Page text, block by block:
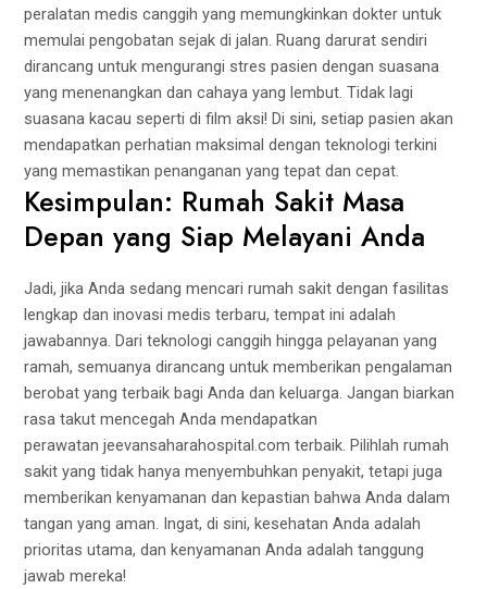
peralatan medis canggih yang memungkinkan dokter untuk
memulai pengobatan sejak di jalan. Ruang darurat sendiri
dirancang untuk mengurangi stres pasien dengan suasana
yang menenangkan dan cahaya yang lembut. Tidak lagi
suasana kacau seperti di film aksi! Di sini, setiap pasien akan
mendapatkan perhatian maksimal dengan teknologi terkini
yang memastikan penanganan yang tepat dan cepat.
Kesimpulan: Rumah Sakit Masa
Depan yang Siap Melayani Anda
Jadi, jika Anda sedang mencari rumah sakit dengan fasilitas
lengkap dan inovasi medis terbaru, tempat ini adalah
jawabannya. Dari teknologi canggih hingga pelayanan yang
ramah, semuanya dirancang untuk memberikan pengalaman
berobat yang terbaik bagi Anda dan keluarga. Jangan biarkan
rasa takut mencegah Anda mendapatkan
perawatanjeevansaharahospital.com terbaik. Pilihlah rumah
sakit yang tidak hanya menyembuhkan penyakit, tetapi juga
memberikan kenyamanan dan kepastian bahwa Anda dalam
tangan yang aman. Ingat, di sini, kesehatan Anda adalah
prioritas utama, dan kenyamanan Anda adalah tanggung
jawab mereka!